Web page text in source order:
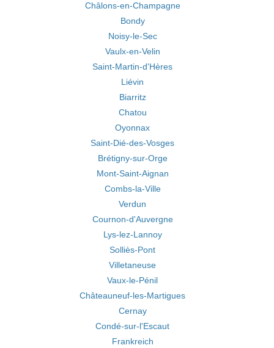
Châlons-en-Champagne
Bondy
Noisy-le-Sec
Vaulx-en-Velin
Saint-Martin-d'Hères
Liévin
Biarritz
Chatou
Oyonnax
Saint-Dié-des-Vosges
Brétigny-sur-Orge
Mont-Saint-Aignan
Combs-la-Ville
Verdun
Cournon-d'Auvergne
Lys-lez-Lannoy
Solliès-Pont
Villetaneuse
Vaux-le-Pénil
Châteauneuf-les-Martigues
Cernay
Condé-sur-l'Escaut
Frankreich